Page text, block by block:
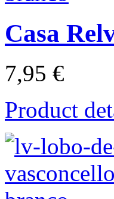
Casa
7,95 €
Product